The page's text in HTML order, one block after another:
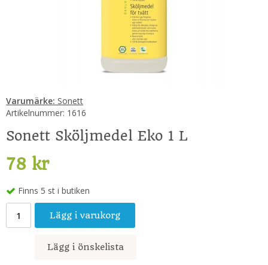
Varumärke: Sonett
Artikelnummer: 1616
Sonett Sköljmedel Eko 1 L
78 kr
Finns 5 st i butiken
Lägg i varukorg
Lägg i önskelista